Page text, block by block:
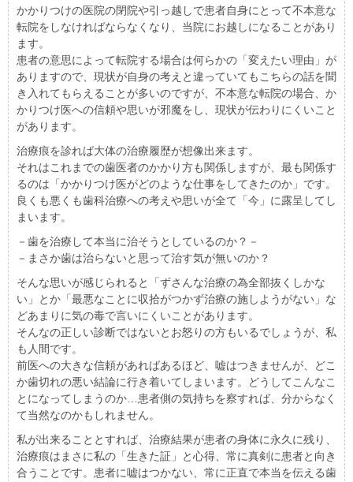
かかりつけの医院の閉院や引っ越しで患者自身にとって不本意な
転院をしなければならなくなり、当院にお越しになることがあり
ます。
患者の意思によって転院する場合は何らかの「変えたい理由」が
ありますので、現状が自身の考えと違っていてもこちらの話を聞
き入れてもらえることが多いのですが、不本意な転院の場合、か
かりつけ医への信頼や思いが邪魔をし、現状が伝わりにくいこと
があります。
治療痕を診れば大体の治療履歴が想像出来ます。
それはこれまでの歯医者のかかり方も関係しますが、最も関係す
るのは「かかりつけ医がどのような仕事をしてきたのか」です。
良くも悪くも歯科治療への考えや思いが全て「今」に露呈してし
まいます。
－歯を治療して本当に治そうとしているのか？－
－まさか歯は治らないと思って治す気が無いのか？
そんな思いが感じられると「ずさんな治療の為全部抜くしかな
い」とか「最悪なことに収拾がつかず治療の施しようがない」な
どあまりに気の毒で言いにくいことがあります。
そんなの正しい診断ではないとお怒りの方もいるでしょうが、私
も人間です。
前医への大きな信頼があればあるほど、嘘はつきませんが、どこ
か歯切れの悪い結論に行き着いてしまいます。どうしてこんなこ
とになってしまうのか…患者側の気持ちを察すれば、分からなく
て当然なのかもしれません。
私が出来ることとすれば、治療結果が患者の身体に永久に残り、
治療痕はまさに私の「生きた証」と心得、常に真剣に患者と向き
合うことです。患者に嘘はつかない、常に正直で本当を伝える歯